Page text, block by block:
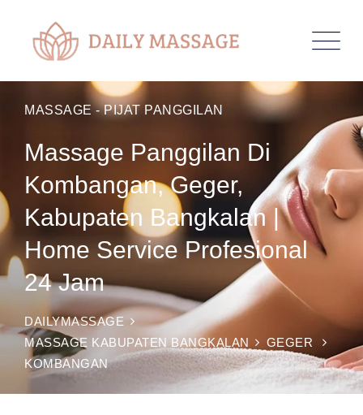
MASSAGE - PIJAT PANGGILAN
Massage Panggilan Di
Kombangan, Geger,
Kabupaten Bangkalan |
Home Service Profesional
24 Jam
DAILYMASSAGE
MASSAGE KABUPATEN BANGKALAN
GEGER
KOMBANGAN